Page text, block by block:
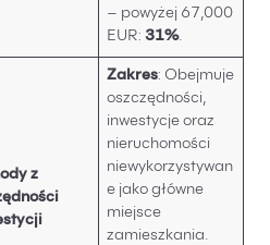
– powyżej 67,000
EUR: 31%.
z
Zakres: Obejmuje
oszczędności,
inwestycje oraz
nieruchomości
niewykorzystywan
e jako główne
miejsce
zamieszkania.